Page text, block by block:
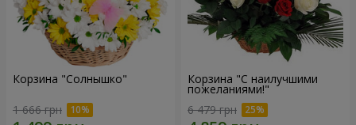
Корзина "Солнышко"
1 666 грн
Корзина "С наилучшими
пожеланиями!"
6 479 грн